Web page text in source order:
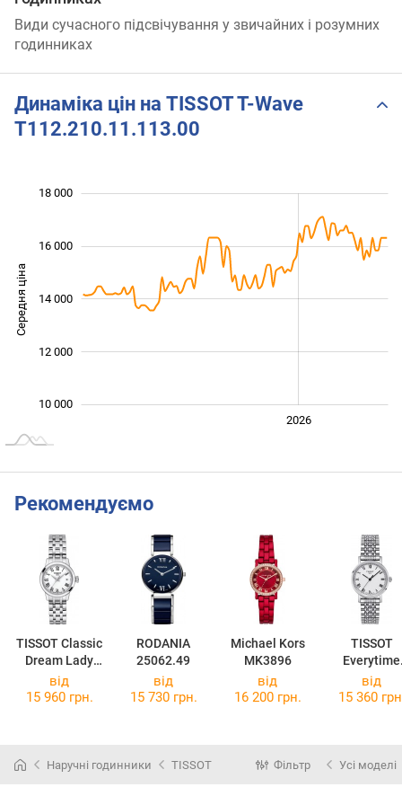
Види сучасного підсвічування у звичайних і розумних
годинниках
Динаміка цін на TISSOT T-Wave
T112.210.11.113.00
Середня ціна 11 000
10 000
12 000
14 000
16 000
18 000
2026
Рекомендуємо
TISSOT Classic
Dream Lady
T129.210.11.0
13.00
RODANIA
25062.49
Michael Kors
MK3896
TISSOT
Everytime
Small
від
15 960 грн.
від
15 730 грн.
від
16 200 грн.
від
15 360
Наручні годинники TISSOT Фільтр Усі моделі